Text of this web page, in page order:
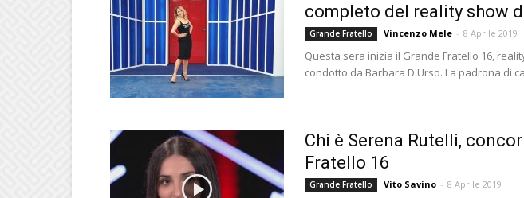
completo del reality show
Grande Fratello Vincenzo Mele - 8 Aprile 2019
Questa sera inizia il Grande Fratello 16,
condotto da Barbara D'Urso. La padrona di
Chi è Serena Rutelli,
Fratello 16
Grande Fratello Vito Savino - 8 Aprile 2019